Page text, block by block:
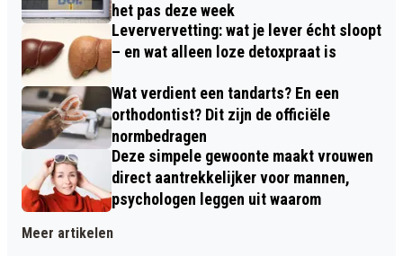
het pas deze week
Leververvetting: wat je lever écht sloopt
– en wat alleen loze detoxpraat is
Wat verdient een tandarts? En een
orthodontist? Dit zijn de officiële
normbedragen
Deze simpele gewoonte maakt vrouwen
direct aantrekkelijker voor mannen,
psychologen leggen uit waarom
Meer artikelen